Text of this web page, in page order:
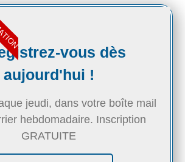
vous dès
aujourd'hui !
jeudi, dans votre boîte mail
hebdomadaire. Inscription
GRATUITE